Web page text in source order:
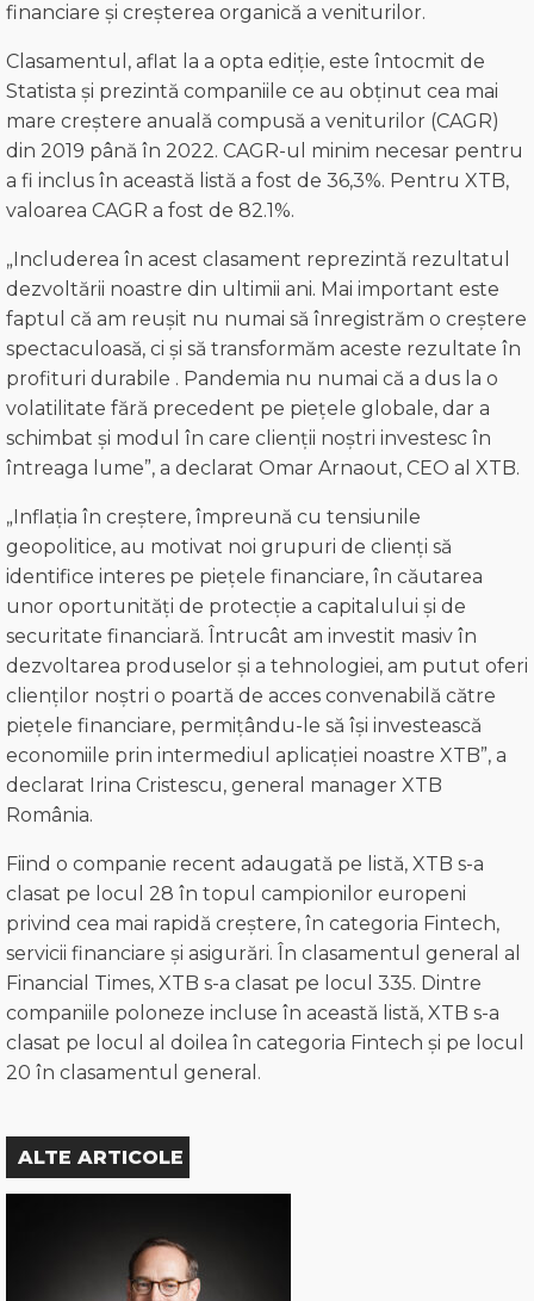
financiare și creșterea organică a veniturilor.
Clasamentul, aflat la a opta ediție, este întocmit de
Statista și prezintă companiile ce au obținut cea mai
mare creștere anuală compusă a veniturilor (CAGR)
din 2019 până în 2022. CAGR-ul minim necesar pentru
a fi inclus în această listă a fost de 36,3%. Pentru XTB,
valoarea CAGR a fost de 82.1%.
„Includerea în acest clasament reprezintă rezultatul
dezvoltării noastre din ultimii ani. Mai important este
faptul că am reușit nu numai să înregistrăm o creștere
spectaculoasă, ci și să transformăm aceste rezultate în
profituri durabile . Pandemia nu numai că a dus la o
volatilitate fără precedent pe piețele globale, dar a
schimbat și modul în care clienții noștri investesc în
întreaga lume”, a declarat Omar Arnaout, CEO al XTB.
„Inflația în creștere, împreună cu tensiunile
geopolitice, au motivat noi grupuri de clienți să
identifice interes pe piețele financiare, în căutarea
unor oportunități de protecție a capitalului și de
securitate financiară. Întrucât am investit masiv în
dezvoltarea produselor și a tehnologiei, am putut oferi
clienților noștri o poartă de acces convenabilă către
piețele financiare, permițându-le să își investească
economiile prin intermediul aplicației noastre XTB”, a
declarat Irina Cristescu, general manager XTB
România.
Fiind o companie recent adaugată pe listă, XTB s-a
clasat pe locul 28 în topul campionilor europeni
privind cea mai rapidă creștere, în categoria Fintech,
servicii financiare și asigurări. În clasamentul general al
Financial Times, XTB s-a clasat pe locul 335. Dintre
companiile poloneze incluse în această listă, XTB s-a
clasat pe locul al doilea în categoria Fintech și pe locul
20 în clasamentul general.
ALTE ARTICOLE